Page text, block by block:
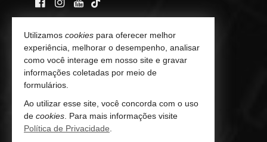
VEJA MAIS
Consultoria Imobiliária Personalizada
trabalhe conosco
Indicadores Financeiros
Imóveis Favoritos
Utilizamos cookies para oferecer melhor
experiência, melhorar o desempenho, analisar
como você interage em nosso site e gravar
informações coletadas por meio de
formulários.
Ao utilizar esse site, você concorda com o uso
de cookies . Para mais informações visite
Política de Privacidade